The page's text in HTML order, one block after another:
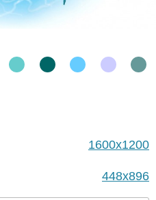
1600x1200
448x896